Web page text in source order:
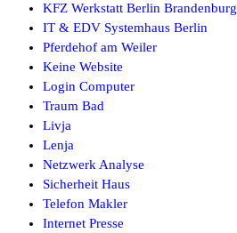
KFZ Werkstatt Berlin Brandenburg
IT & EDV Systemhaus Berlin
Pferdehof am Weiler
Keine Website
Login Computer
Traum Bad
Livja
Lenja
Netzwerk Analyse
Sicherheit Haus
Telefon Makler
Internet Presse